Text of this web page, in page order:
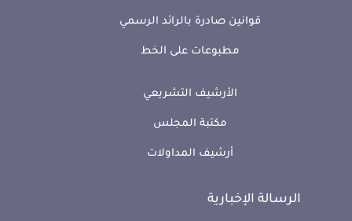
قوانين صادرة بالرائد الرسمي
مطبوعات على الخط
الأرشيف التشريعي
مكتبة المجلس
أرشيف المداولات
الرسالة الإخبارية